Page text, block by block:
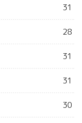
31
28
31
31
30